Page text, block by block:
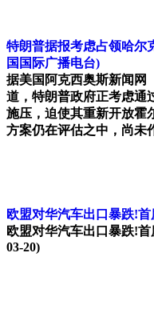
特朗普据报考虑占领哈尔
国国际广播电台)
据美国阿克西奥斯新闻网
道，特朗普政府正考虑通
施压，迫使其重新开放霍
方案仍在评估之中，尚未
欧盟对华汽车出口暴跌!首
欧盟对华汽车出口暴跌!
03-20)